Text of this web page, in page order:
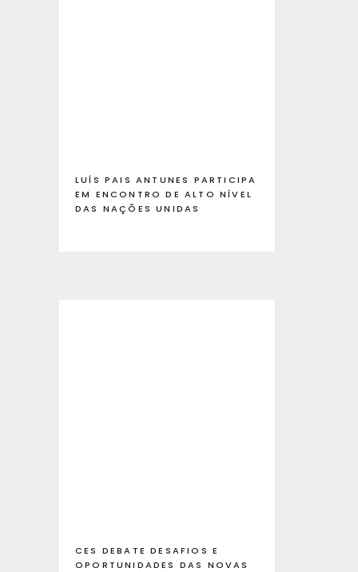
LUÍS PAIS ANTUNES PARTICIPA
EM ENCONTRO DE ALTO NÍVEL
DAS NAÇÕES UNIDAS
CES DEBATE DESAFIOS E
OPORTUNIDADES DAS NOVAS